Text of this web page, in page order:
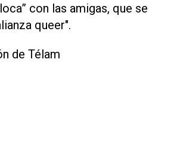
con las amigas, que se
queer".
de Télam